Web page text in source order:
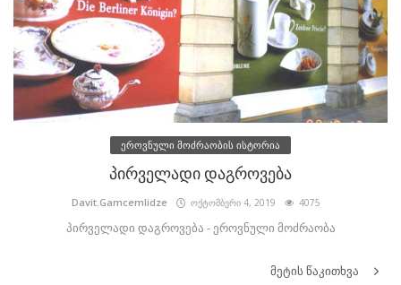
ეროვნული მოძრაობის ისტორია
პირველადი დაგროვება
Davit.Gamcemlidze ოქტომბერი 4, 2019 4075
პირველადი დაგროვება - ეროვნული მოძრაობა
მეტის წაკითხვა